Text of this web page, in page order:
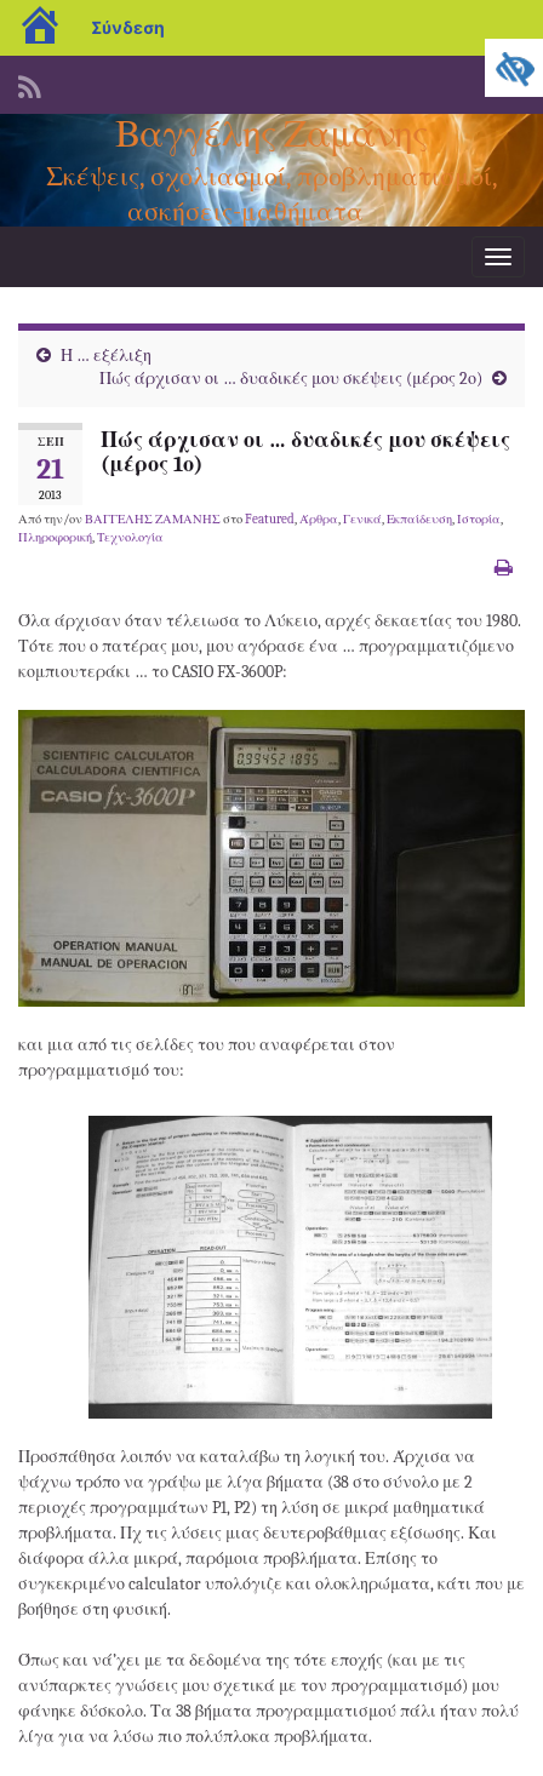
blogs.sch.gr
Σύνδεση
Βαγγέλης Ζαμάνης
Σκέψεις, σχολιασμοί, προβληματισμοί,
ασκήσεις-μαθήματα
Η … εξέλιξη
Πώς άρχισαν οι … δυαδικές μου σκέψεις (μέρος 2ο)
ΣΕΠ
21
2013
Πώς άρχισαν οι … δυαδικές μου σκέψεις
(μέρος 1ο)
Από την/ονΒΑΓΓΕΛΗΣ ΖΑΜΑΝΗΣστοFeatured,Άρθρα,Γενικά,Εκπαίδευση,Ιστορία,
Πληροφορική,Τεχνολογία
Όλα άρχισαν όταν τέλειωσα το Λύκειο, αρχές δεκαετίας του 1980.
Τότε που ο πατέρας μου, μου αγόρασε ένα … προγραμματιζόμενο
κομπιουτεράκι … το CASIO FX-3600P:
και μια από τις σελίδες του που αναφέρεται στον
προγραμματισμό του:
Προσπάθησα λοιπόν να καταλάβω τη λογική του. Άρχισα να
ψάχνω τρόπο να γράψω με λίγα βήματα (38 στο σύνολο με 2
περιοχές προγραμμάτων P1, P2) τη λύση σε μικρά μαθηματικά
προβλήματα. Πχ τις λύσεις μιας δευτεροβάθμιας εξίσωσης. Και
διάφορα άλλα μικρά, παρόμοια προβλήματα. Επίσης το
συγκεκριμένο calculator υπολόγιζε και ολοκληρώματα, κάτι που με
βοήθησε στη φυσική.
Όπως και νά’χει με τα δεδομένα της τότε εποχής (και με τις
ανύπαρκτες γνώσεις μου σχετικά με τον προγραμματισμό) μου
φάνηκε δύσκολο. Τα 38 βήματα προγραμματισμού πάλι ήταν πολύ
λίγα για να λύσω πιο πολύπλοκα προβλήματα.